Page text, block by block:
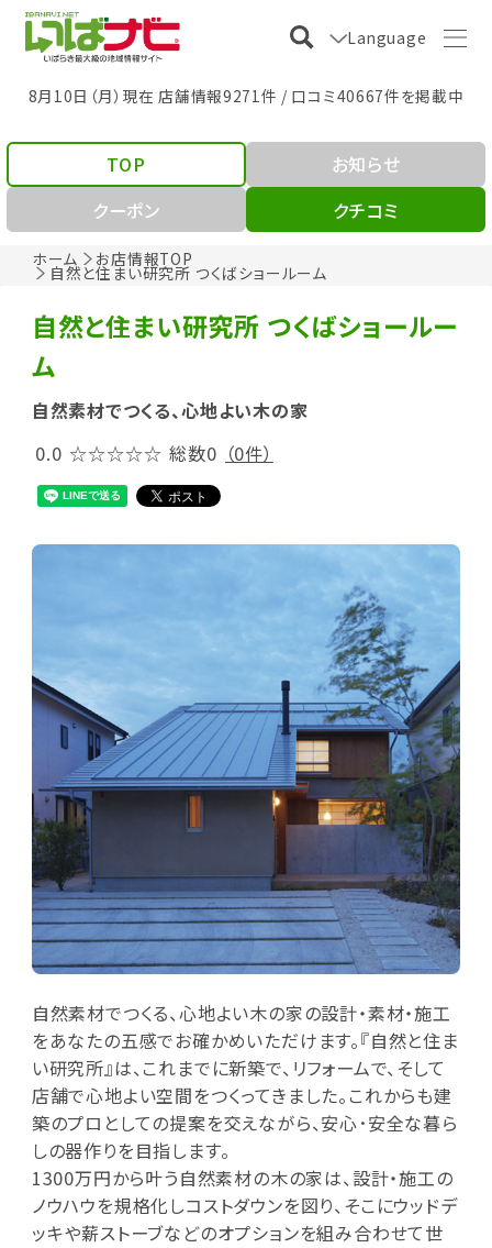
Language
8月10日（月）現在 店舗情報9271件 / 口コミ40667件を掲載中
ホーム お店情報TOP
自然と住まい研究所 つくばショールーム
TOP
お知らせ
クーポン
クチコミ
自然と住まい研究所 つくばショールー
ム
自然素材でつくる、心地よい木の家
0.0 ☆☆☆☆☆ 総数0 （0件）
自然素材でつくる、心地よい木の家の設計・素材・施工
をあなたの五感でお確かめいただけます。『自然と住ま
い研究所』は、これまでに新築で、リフォームで、そして
店舗で心地よい空間をつくってきました。これからも建
築のプロとしての提案を交えながら、安心･安全な暮ら
しの器作りを目指します。
1300万円から叶う自然素材の木の家は、設計・施工の
ノウハウを規格化しコストダウンを図り、そこにウッドデ
ッキや薪ストーブなどのオプションを組み合わせて世